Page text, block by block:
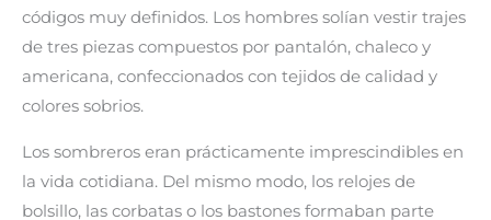
códigos muy definidos. Los hombres solían vestir trajes
de tres piezas compuestos por pantalón, chaleco y
americana, confeccionados con tejidos de calidad y
colores sobrios.
Los sombreros eran prácticamente imprescindibles en
la vida cotidiana. Del mismo modo, los relojes de
bolsillo, las corbatas o los bastones formaban parte